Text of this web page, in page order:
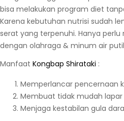
bisa melakukan program diet
Karena kebutuhan nutrisi sudah
serat yang terpenuhi. Hanya
dengan olahraga & minum air
Manfaat Kongbap Shirataki :
Memperlancar pencernaan
Membuat tidak mudah
Menjaga kestabilan gula